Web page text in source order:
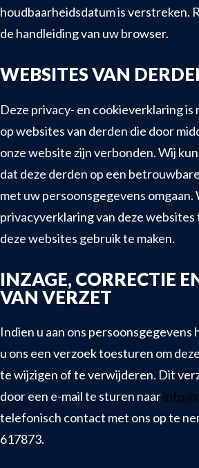
houdbaarheidsdatum is verstreken.
de handleiding van uw browser.
WEBSITES VAN
Deze privacy- en cookieverklaring is
op websites van derden die door
onze website zijn verbonden. Wij
dat deze derden op een
met uw persoonsgegevens omgaan.
privacyverklaring van deze websites
deze websites gebruik te maken.
INZAGE, CORRECTIE
VAN VERZET
Indien u aan ons
u ons een verzoek toesturen om
te wijzigen of te verwijderen. Dit
door een e-mail te sturen naar
telefonisch contact met ons op te
617873.